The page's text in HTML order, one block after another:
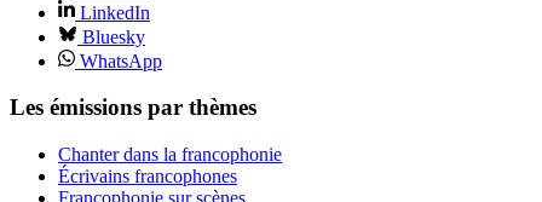
LinkedIn
Bluesky
WhatsApp
Les émissions par thèmes
Chanter dans la francophonie
Écrivains francophones